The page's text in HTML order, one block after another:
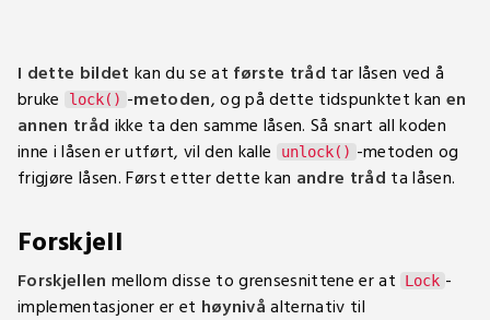
I dette bildet kan du se at første tråd tar låsen ved å
bruke
lock() -metoden, og på dette tidspunktet kan en
annen tråd ikke ta den samme låsen. Så snart all koden
inne i låsen er utført, vil den kalle
unlock() -metoden og
frigjøre låsen. Først etter dette kan andre tråd ta låsen.
Forskjell
Forskjellen mellom disse to grensesnittene er at Lock -
implementasjoner er et høynivåalternativ til